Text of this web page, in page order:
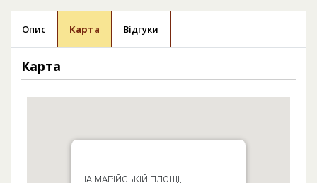
Опис Карта Відгуки
Карта
НА МАРІЙСЬКІЙ ПЛОЩІ,